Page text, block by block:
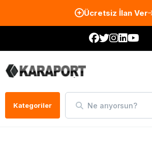
Ücretsiz İlan Ver
Kategoriler Ne arıyorsun?